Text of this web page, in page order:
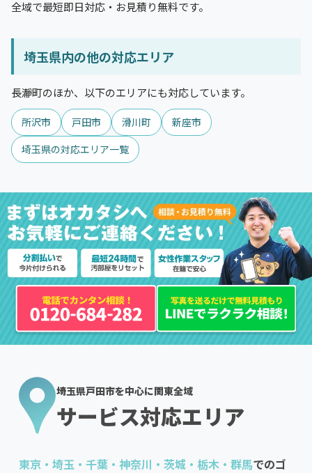
全域で最短即日対応・お見積り無料です。
埼玉県内の他の対応エリア
長瀞町のほか、以下のエリアにも対応しています。
所沢市 戸田市 滑川町
新座市
埼玉県の対応エリア一覧
埼玉県戸田市を中心に関東全域
サービス対応エリア
東京・埼玉・千葉・神奈川・茨城・栃木・群馬でのゴ